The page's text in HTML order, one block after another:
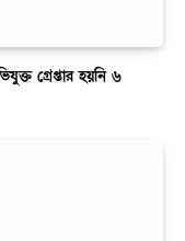
গ্রেপ্তার হয়নি ৬